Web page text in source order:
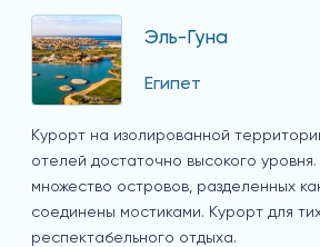
Эль-Гуна
Египет
Курорт на изолированной
отелей достаточно высокого
множество островов, разделенных
соединены мостиками. Курорт для
респектабельного отдыха.